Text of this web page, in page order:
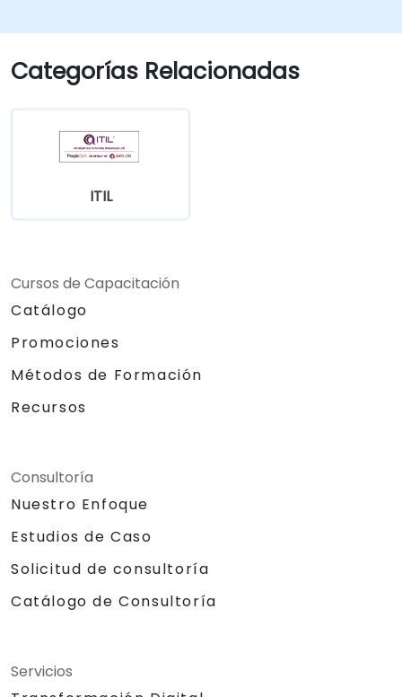
la colaboración.
Categorías Relacionadas
ITIL
Cursos de Capacitación
Catálogo
Promociones
Métodos de Formación
Recursos
Consultoría
Nuestro Enfoque
Estudios de Caso
Solicitud de consultoría
Catálogo de Consultoría
Servicios